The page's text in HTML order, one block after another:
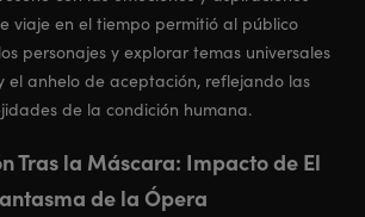
viaje en el tiempo permitió al público
personajes y explorar temas universales
el anhelo de aceptación, reflejando las
de la condición humana.
Tras la Máscara: Impacto de El
de la Ópera